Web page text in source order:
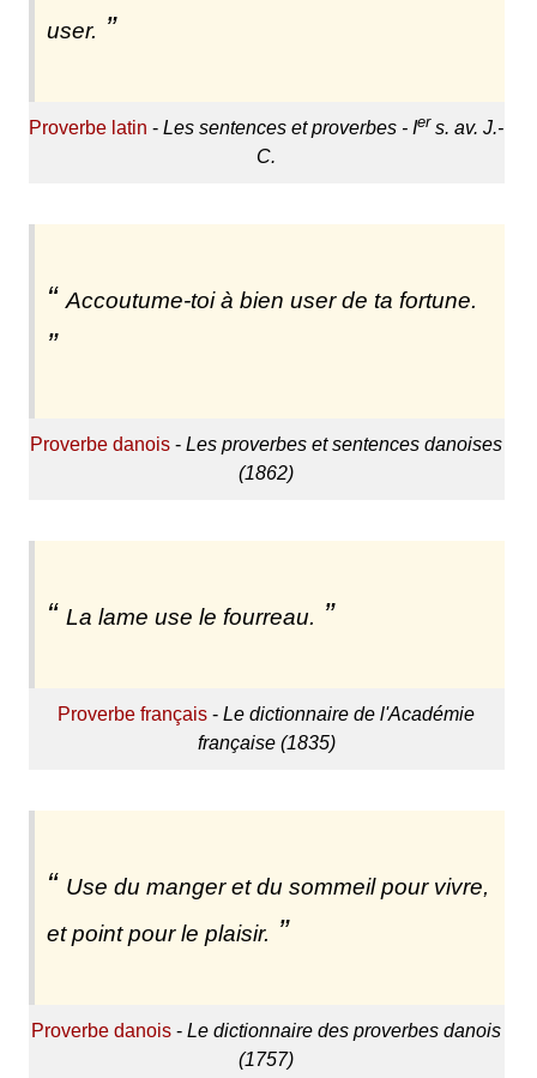
user.
Proverbe latin -Les sentences et proverbes - Ier s. av. J.-
C.
Accoutume-toi à bien user de ta fortune.
Proverbe danois -Les proverbes et sentences danoises
(1862)
La lame use le fourreau.
Proverbe français -Le dictionnaire de l'Académie
française (1835)
Use du manger et du sommeil pour vivre,
et point pour le plaisir.
Proverbe danois -Le dictionnaire des proverbes danois
(1757)